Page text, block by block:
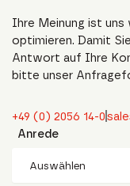
Ihre Meinung ist
optimieren. Damit
Antwort auf Ihre
bitte unser
+49 (0) 2056 14-0
Anrede
Auswählen